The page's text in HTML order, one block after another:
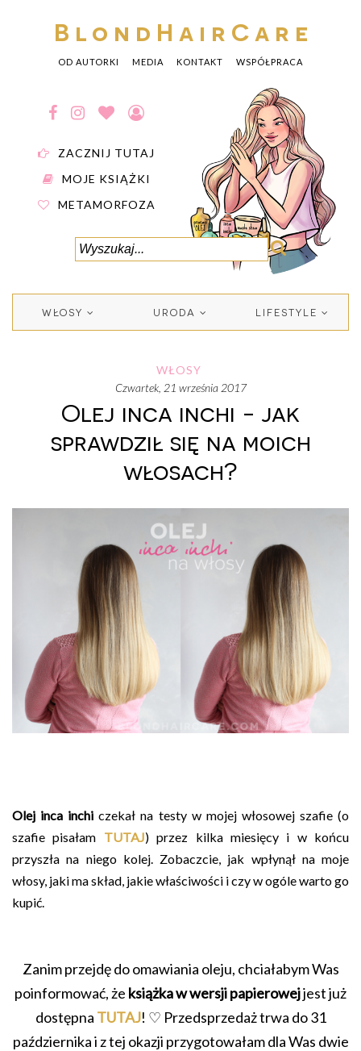
BlondHairCare
OD AUTORKI MEDIA KONTAKT WSPÓŁPRACA
ZACZNIJ TUTAJ
MOJE KSIĄŻKI
METAMORFOZA
WŁOSY URODA LIFESTYLE
WŁOSY
czwartek, 21 września 2017
Olej inca inchi - jak
sprawdził się na moich
włosach?
Olej inca inchi czekał na testy w mojej włosowej szafie (o
szafie pisałam TUTAJ) przez kilka miesięcy i w końcu
przyszła na niego kolej. Zobaczcie, jak wpłynął na moje
włosy, jaki ma skład, jakie właściwości i czy w ogóle warto go
kupić.
Zanim przejdę do omawiania oleju, chciałabym Was
poinformować, że książka w wersji papierowejjest już
dostępna TUTAJ! ♡ Przedsprzedaż trwa do 31
października i z tej okazji przygotowałam dla Was dwie